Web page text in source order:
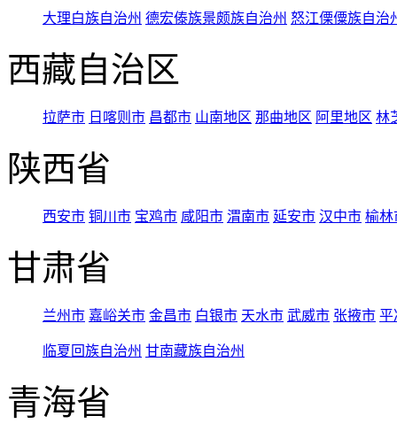
大理白族自治州 德宏傣族景颇族自治州 怒江傈僳族自治
西藏自治区
拉萨市 日喀则市 昌都市 山南地区 那曲地区 阿里地区 林
陕西省
西安市 铜川市 宝鸡市 咸阳市 渭南市 延安市 汉中市 榆林
甘肃省
兰州市 嘉峪关市 金昌市 白银市 天水市 武威市 张掖市 平
临夏回族自治州 甘南藏族自治州
青海省